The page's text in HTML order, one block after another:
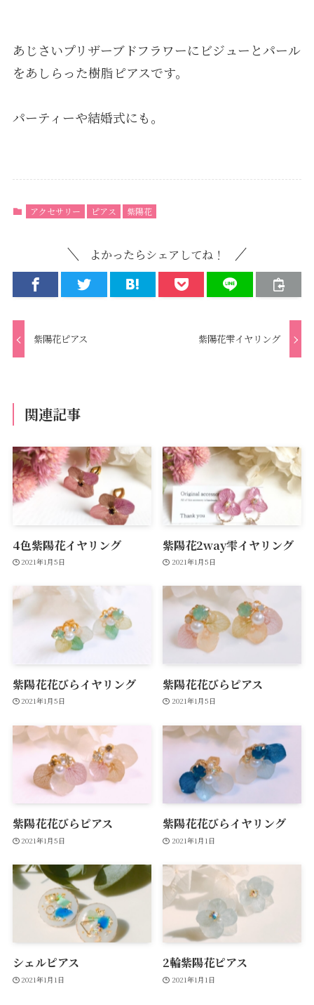
あじさいプリザーブドフラワーにビジューとパール
をあしらった樹脂ピアスです。
パーティーや結婚式にも。
アクセサリー ピアス 紫陽花
よかったらシェアしてね！
紫陽花ピアス 紫陽花雫イヤリング
関連記事
4色紫陽花イヤリング
2021年1月5日
紫陽花2way雫イヤリング
2021年1月5日
紫陽花花びらイヤリング
2021年1月5日
紫陽花花びらピアス
2021年1月5日
紫陽花花びらピアス
2021年1月5日
紫陽花花びらイヤリング
2021年1月1日
シェルピアス
2021年1月1日
2輪紫陽花ピアス
2021年1月1日